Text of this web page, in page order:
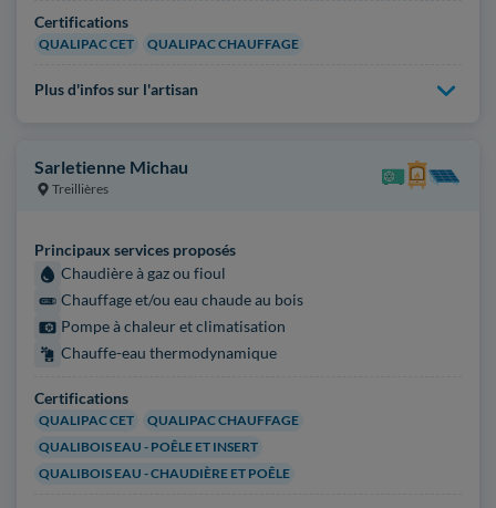
Certifications
QUALIPAC CET QUALIPAC CHAUFFAGE
Plus d'infos sur l'artisan
Sarletienne Michau
Treillières
Principaux services proposés
Chaudière à gaz ou fioul
Chauffage et/ou eau chaude au bois
Pompe à chaleur et climatisation
Chauffe-eau thermodynamique
Certifications
QUALIPAC CET
QUALIPAC CHAUFFAGE
QUALIBOIS EAU - POÊLE ET INSERT
QUALIBOIS EAU - CHAUDIÈRE ET POÊLE